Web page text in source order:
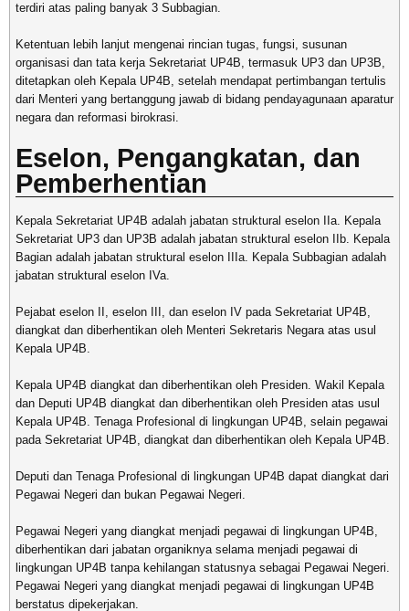
terdiri atas paling banyak 3 Subbagian.
Ketentuan lebih lanjut mengenai rincian tugas, fungsi, susunan
organisasi dan tata kerja Sekretariat UP4B, termasuk UP3 dan UP3B,
ditetapkan oleh Kepala UP4B, setelah mendapat pertimbangan tertulis
dari Menteri yang bertanggung jawab di bidang pendayagunaan aparatur
negara dan reformasi birokrasi.
Eselon, Pengangkatan, dan
Pemberhentian
Kepala Sekretariat UP4B adalah jabatan struktural eselon IIa. Kepala
Sekretariat UP3 dan UP3B adalah jabatan struktural eselon IIb. Kepala
Bagian adalah jabatan struktural eselon IIIa. Kepala Subbagian adalah
jabatan struktural eselon IVa.
Pejabat eselon II, eselon III, dan eselon IV pada Sekretariat UP4B,
diangkat dan diberhentikan oleh Menteri Sekretaris Negara atas usul
Kepala UP4B.
Kepala UP4B diangkat dan diberhentikan oleh Presiden. Wakil Kepala
dan Deputi UP4B diangkat dan diberhentikan oleh Presiden atas usul
Kepala UP4B. Tenaga Profesional di lingkungan UP4B, selain pegawai
pada Sekretariat UP4B, diangkat dan diberhentikan oleh Kepala UP4B.
Deputi dan Tenaga Profesional di lingkungan UP4B dapat diangkat dari
Pegawai Negeri dan bukan Pegawai Negeri.
Pegawai Negeri yang diangkat menjadi pegawai di lingkungan UP4B,
diberhentikan dari jabatan organiknya selama menjadi pegawai di
lingkungan UP4B tanpa kehilangan statusnya sebagai Pegawai Negeri.
Pegawai Negeri yang diangkat menjadi pegawai di lingkungan UP4B
berstatus dipekerjakan.